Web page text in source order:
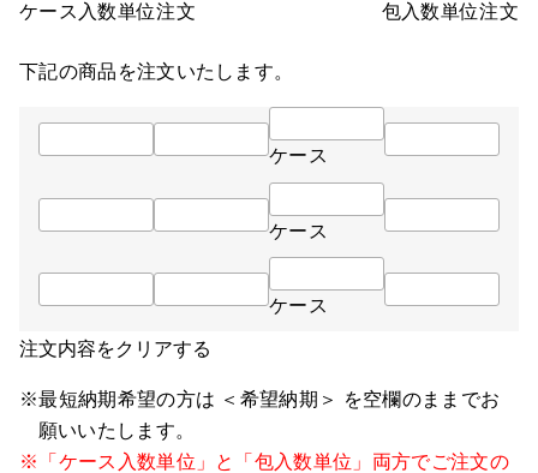
ケース入数単位注文 包入数単位注文
下記の商品を注文いたします。
ケース
ケース
ケース
注文内容をクリアする
※最短納期希望の方は ＜希望納期＞ を空欄のままでお
願いいたします。
※「ケース入数単位」と「包入数単位」両方でご注文の